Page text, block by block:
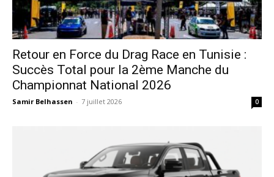
Retour en Force du Drag Race en Tunisie :
Succès Total pour la 2ème Manche du
Championnat National 2026
Samir Belhassen - 7 juillet 2026 0